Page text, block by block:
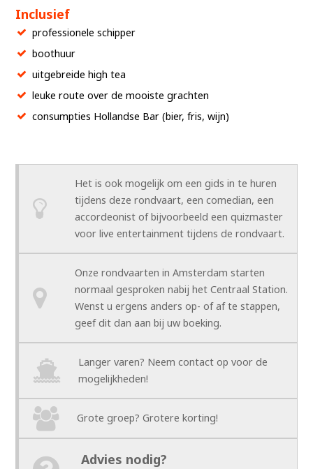
Inclusief
professionele schipper
boothuur
uitgebreide high tea
leuke route over de mooiste grachten
consumpties Hollandse Bar (bier, fris, wijn)
Het is ook mogelijk om een gids in te huren
tijdens deze rondvaart, een comedian, een
accordeonist of bijvoorbeeld een quizmaster
voor live entertainment tijdens de rondvaart.
Onze rondvaarten in Amsterdam starten
normaal gesproken nabij het Centraal Station.
Wenst u ergens anders op- of af te stappen,
geef dit dan aan bij uw boeking.
Langer varen? Neem contact op voor de
mogelijkheden!
Grote groep? Grotere korting!
Advies nodig?